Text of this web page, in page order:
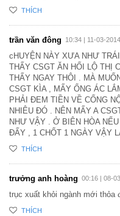
THÍCH
trần văn đông 10:34 | 11-03-2014
cHUYỆN NÀY XƯA NHƯ
THẤY CSGT ĂN HỐI LỘ THỊ
THẤY NGAY THÔI . MÀ
CSGT KÌA , MẤY ỔNG ÁC
PHẢI ĐEM TIỀN VỀ CỐNG
NHIÊU ĐÓ . NÊN MẤY A
NHƯ VẬY . Ở BIÊN HÒA
ĐẤY , 1 CHỐT 1 NGÀY VẬY
THÍCH
trưởng anh hoàng 00:16 | 08-
trục xuất khỏi ngành mới thỏa
THÍCH